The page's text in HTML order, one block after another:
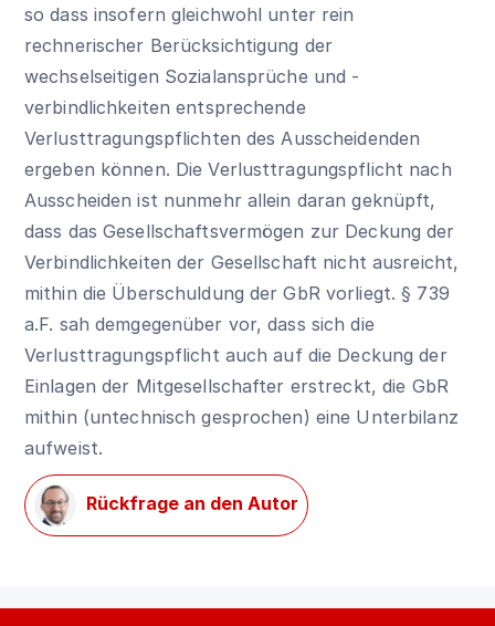
so dass insofern gleichwohl unter rein
rechnerischer Berücksichtigung der
wechselseitigen Sozialansprüche und -
verbindlichkeiten entsprechende
Verlusttragungspflichten des Ausscheidenden
ergeben können. Die Verlusttragungspflicht nach
Ausscheiden ist nunmehr allein daran geknüpft,
dass das Gesellschaftsvermögen zur Deckung der
Verbindlichkeiten der Gesellschaft nicht ausreicht,
mithin die Überschuldung der GbR vorliegt. § 739
a.F. sah demgegenüber vor, dass sich die
Verlusttragungspflicht auch auf die Deckung der
Einlagen der Mitgesellschafter erstreckt, die GbR
mithin (untechnisch gesprochen) eine Unterbilanz
aufweist.
Rückfrage an den Autor